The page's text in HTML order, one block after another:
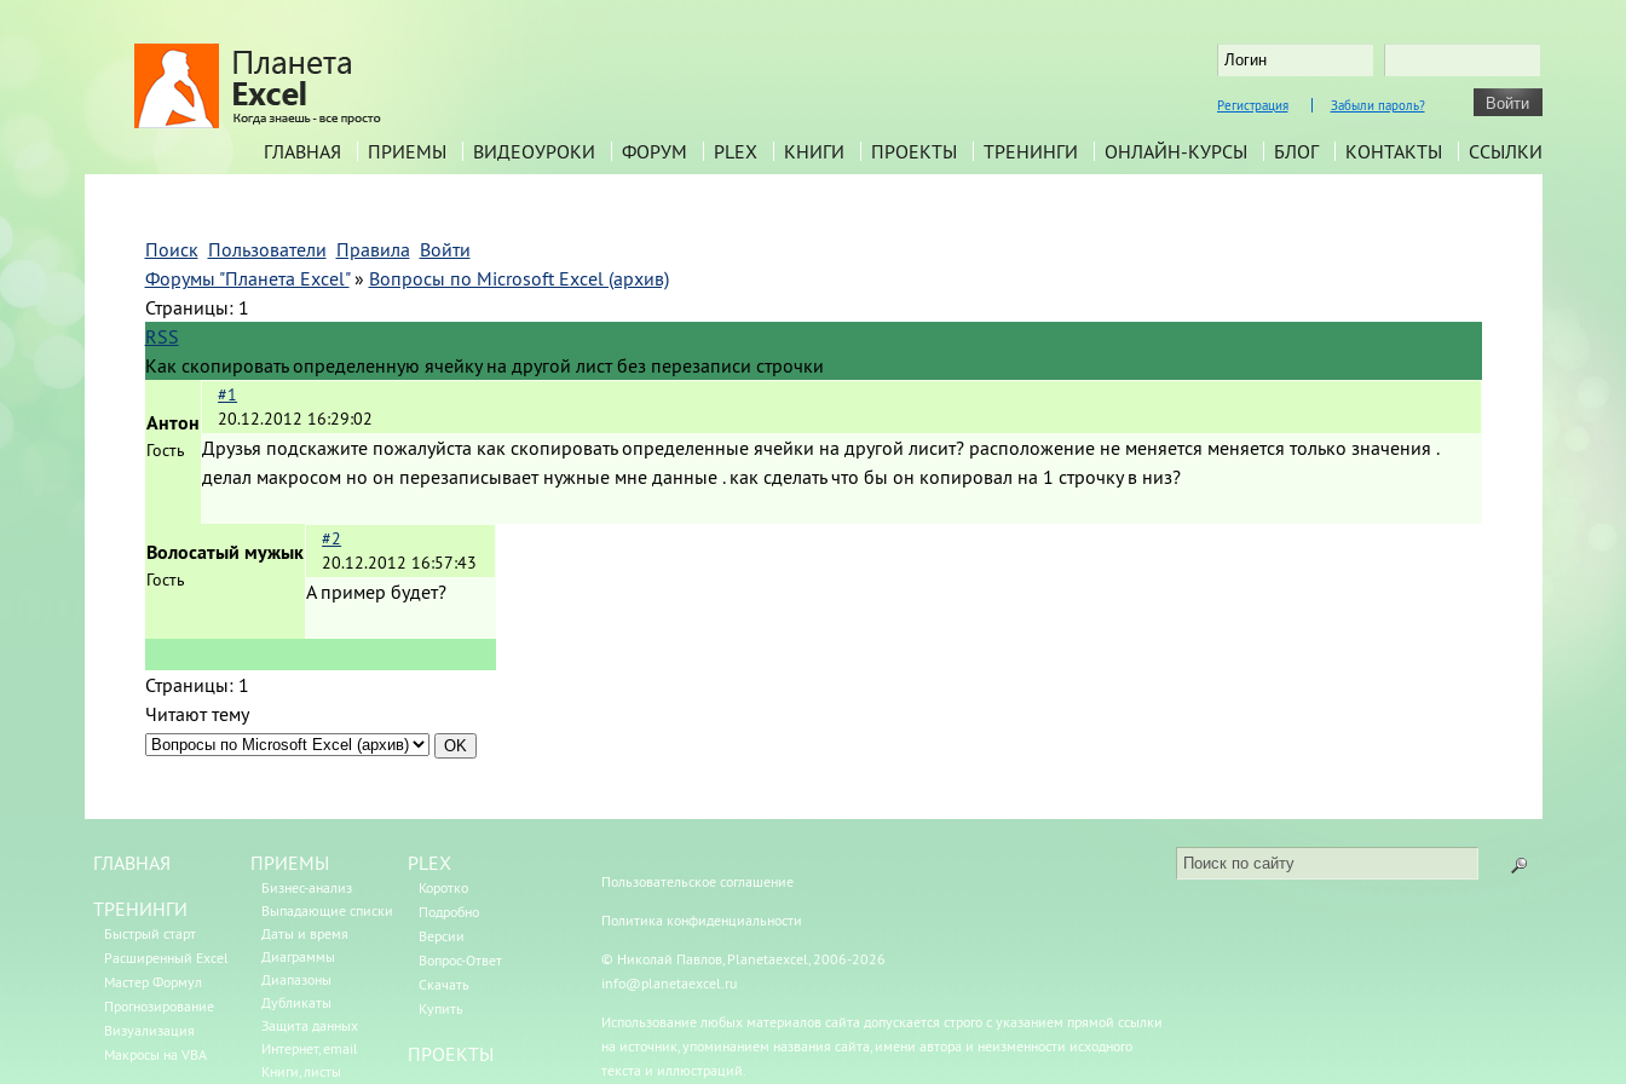
Регистрация Забыли пароль?
ГЛАВНАЯ ПРИЕМЫ ВИДЕОУРОКИ ФОРУМ PLEX КНИГИ ПРОЕКТЫ ТРЕНИНГИ ОНЛАЙН-КУРСЫ БЛОГ КОНТАКТЫ ССЫЛКИ
Поиск Пользователи Правила Войти
Форумы "Планета Excel" » Вопросы по Microsoft Excel (архив)
Страницы: 1
RSS
Как скопировать определенную ячейку на другой лист без перезаписи строчки
Антон
Гость
#1
20.12.2012 16:29:02
Друзья подскажите пожалуйста как скопировать определенные ячейки на другой лисит? расположение не меняется меняется только значения .
делал макросом но он перезаписывает нужные мне данные . как сделать что бы он копировал на 1 строчку в низ?
Волосатый мужык
Гость
#2
20.12.2012 16:57:43
А пример будет?
Страницы: 1
Читают тему
ГЛАВНАЯ
ТРЕНИНГИ
Быстрый старт
Расширенный Excel
Мастер Формул
Прогнозирование
Визуализация
Макросы на VBA
ПРИЕМЫ
Бизнес-анализ
Выпадающие списки
Даты и время
Диаграммы
Диапазоны
Дубликаты
Защита данных
Интернет, email
Книги, листы
PLEX
Коротко
Подробно
Версии
Вопрос-Ответ
Скачать
Купить
ПРОЕКТЫ
Пользовательское соглашение
Политика конфиденциальности
© Николай Павлов, Planetaexcel, 2006-2026
info@planetaexcel.ru
Использование любых материалов сайта допускается строго с указанием прямой ссылки
на источник, упоминанием названия сайта, имени автора и неизменности исходного
текста и иллюстраций.